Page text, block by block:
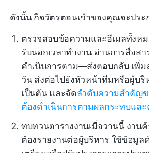
ดังนั้น กิจวัตรตอนเช้าของคุณจะประ
ตรวจสอบข้อความและอีเมลทั้งห
รับนอกเวลาทำงาน อ่านการสื่อสา
ดำเนินการตาม—ส่งตอบกลับ เพิ่ม
วัน ส่งต่อไปยังหัวหน้าทีมหรือผู้บริ
เป็นต้น และจัดลำดับความสำคัญข
ต้องดำเนินการตามผลกระทบและ
ทบทวนตารางงานเมื่อวานนี้ งาน
ต้องรายงานต่อผู้บริหาร ใช้ข้อมูล